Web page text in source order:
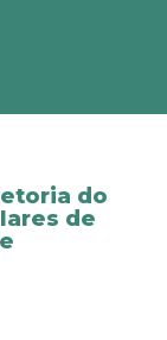
do
de